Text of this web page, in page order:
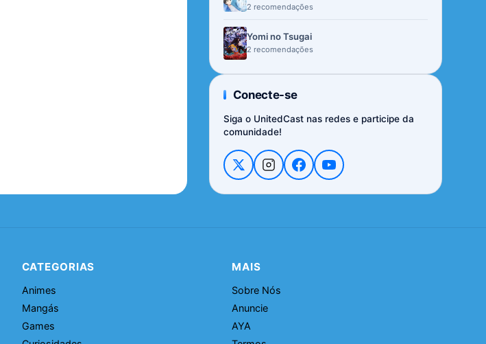
2 recomendações
Yomi no Tsugai
2 recomendações
Conecte-se
Siga o UnitedCast nas redes e participe da
comunidade!
CATEGORIAS
Animes
Mangás
Games
MAIS
Sobre Nós
Anuncie
AYA